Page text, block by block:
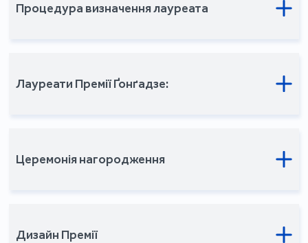
Процедура визначення лауреата
Лауреати Премії Ґонґадзе:
Церемонія нагородження
Дизайн Премії